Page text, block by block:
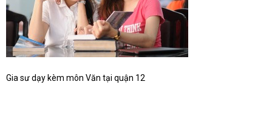
Gia sư dạy kèm môn Văn tại quận 12